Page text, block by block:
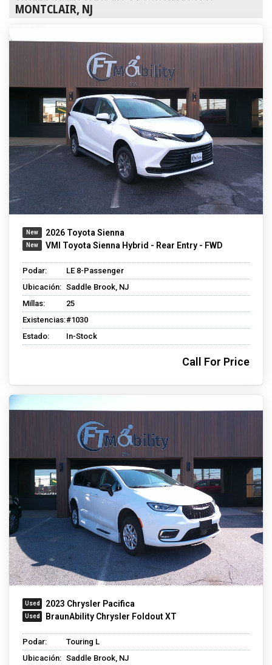
MONTCLAIR, NJ
2026 Toyota Sienna
VMI Toyota Sienna Hybrid - Rear Entry - FWD
Podar:
LE 8-Passenger
Ubicación: Saddle Brook, NJ
Millas:
25
Existencias:#1030
Estado:
In-Stock
Call For Price
2023 Chrysler Pacifica
BraunAbility Chrysler Foldout XT
Podar:
Touring L
Ubicación: Saddle Brook, NJ